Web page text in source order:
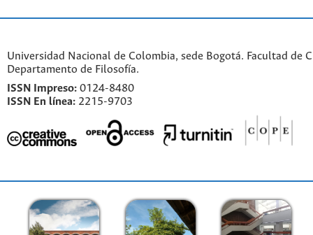
Universidad Nacional de Colombia, sede Bogotá. Facultad de
Departamento de Filosofía.
ISSN Impreso: 0124-8480
ISSN En línea: 2215-9703